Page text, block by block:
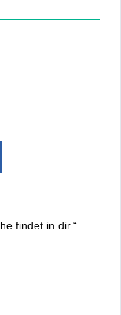
findet in dir.“